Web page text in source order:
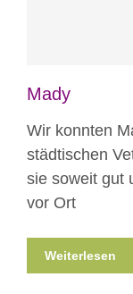
Mady
Wir konnten
städtischen
sie soweit gut
vor Ort
Weiterlesen